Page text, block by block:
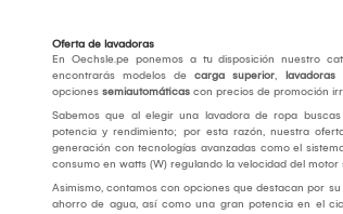
Oferta de lavadoras
En Oechsle.pe ponemos a tu disposición nuestro
encontrarás modelos de carga superior, lavadoras
opciones semiautomáticas con precios de promoción
Sabemos que al elegir una lavadora de ropa
potencia y rendimiento; por esta razón, nuestra
generación con tecnologías avanzadas como el
consumo en watts (W) regulando la velocidad del motor
Asimismo, contamos con opciones que destacan por
ahorro de agua, así como una gran potencia en el